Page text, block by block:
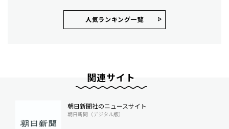
人気ランキング⼀覧
関連サイト
朝日新聞社のニュースサイト
朝日新聞（デジタル版）